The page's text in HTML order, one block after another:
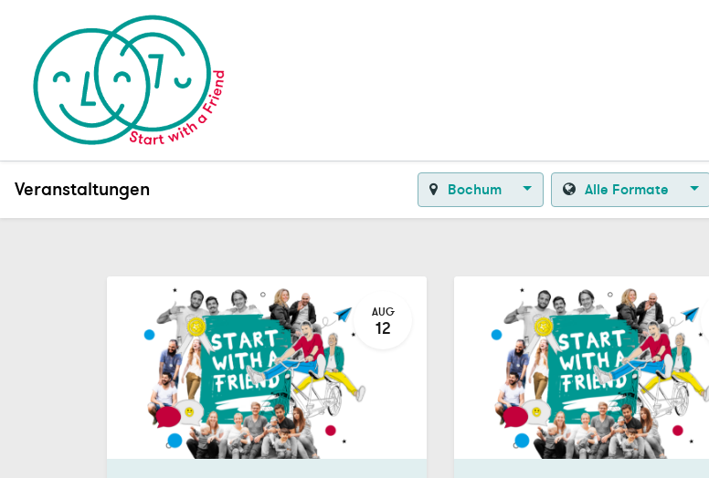
Veranstaltungen Bochum Alle Formate
AUG
12